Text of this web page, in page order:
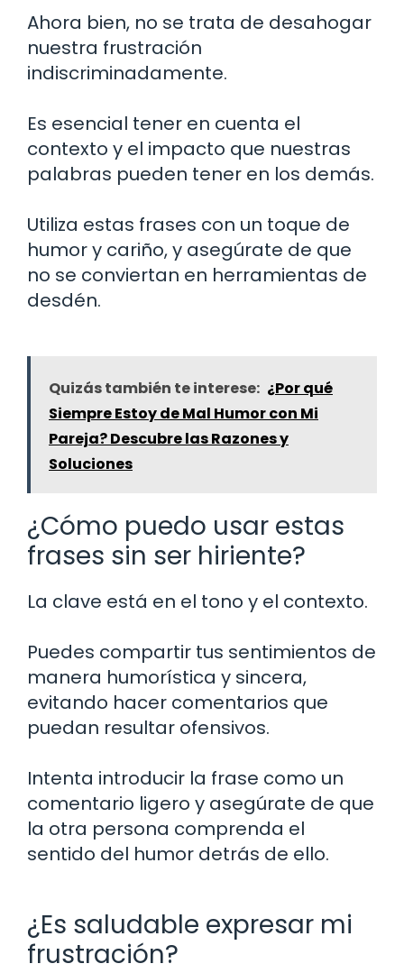
Ahora bien, no se trata de desahogar
nuestra frustración
indiscriminadamente.
Es esencial tener en cuenta el
contexto y el impacto que nuestras
palabras pueden tener en los demás.
Utiliza estas frases con un toque de
humor y cariño, y asegúrate de que
no se conviertan en herramientas de
desdén.
Quizás también te interese: ¿Por qué
Siempre Estoy de Mal Humor con Mi
Pareja? Descubre las Razones y
Soluciones
¿Cómo puedo usar estas
frases sin ser hiriente?
La clave está en el tono y el contexto.
Puedes compartir tus sentimientos de
manera humorística y sincera,
evitando hacer comentarios que
puedan resultar ofensivos.
Intenta introducir la frase como un
comentario ligero y asegúrate de que
la otra persona comprenda el
sentido del humor detrás de ello.
¿Es saludable expresar mi
frustración?